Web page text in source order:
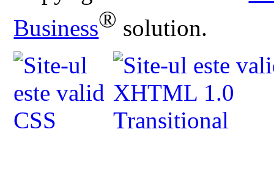
Business® solution.